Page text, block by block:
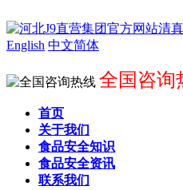
English 中文简体
全国咨询
首页
关于我们
食品安全知识
食品安全资讯
联系我们